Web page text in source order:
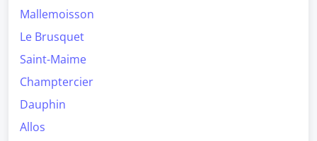
Mallemoisson
Le Brusquet
Saint-Maime
Champtercier
Dauphin
Allos